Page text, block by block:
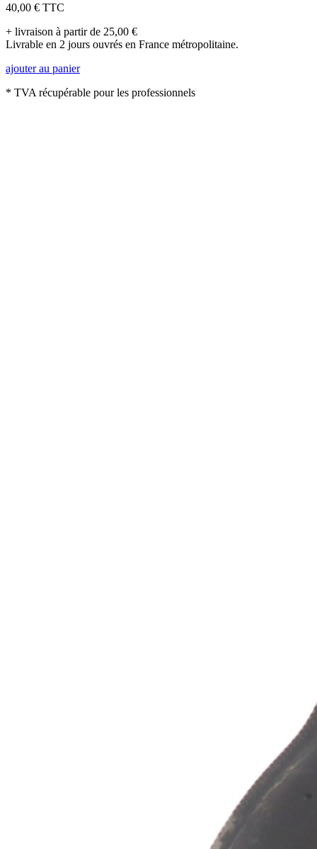
40,00 € TTC
+ livraison à partir de 25,00 €
Livrable en 2 jours ouvrés en France métropolitaine.
ajouter au panier
* TVA récupérable pour les professionnels